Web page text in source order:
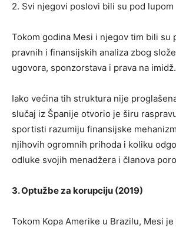
2. Svi njegovi poslovi bili su pod lupom
Tokom godina Mesi i njegov tim bili su
pravnih i finansijskih analiza zbog
ugovora, sponzorstava i prava na imidž.
Iako većina tih struktura nije
slučaj iz Španije otvorio je širu
sportisti razumiju finansijske
njihovih ogromnih prihoda i koliku
odluke svojih menadžera i članova
3. Optužbe za korupciju (2019)
Tokom Kopa Amerike u Brazilu, Mesi